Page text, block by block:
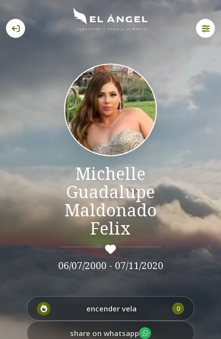
Michelle
Guadalupe
Maldonado
Felix
06/07/2000 - 07/11/2020
encender vela 0
share on whatsapp